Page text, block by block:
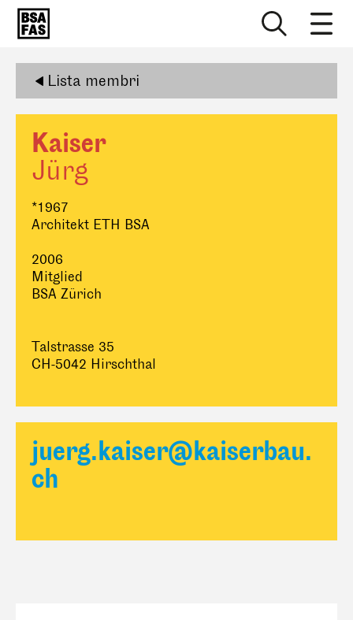
Lista membri
Kaiser
Jürg
*1967
Architekt ETH BSA
2006
Mitglied
BSA Zürich
Talstrasse 35
CH-5042 Hirschthal
juerg.kaiser@kaiserbau.
ch